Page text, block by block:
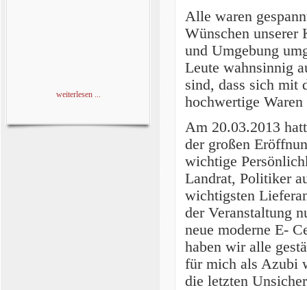
weiterlesen ...
Alle waren
Wünschen unserer
und Umgebung
Leute wahnsinnig
sind, dass sich mit
hochwertige
Am 20.03.2013
der großen
wichtige
Landrat, Politiker
wichtigsten
der Veranstaltung
neue moderne E-
haben wir alle
für mich als Azubi
die letzten